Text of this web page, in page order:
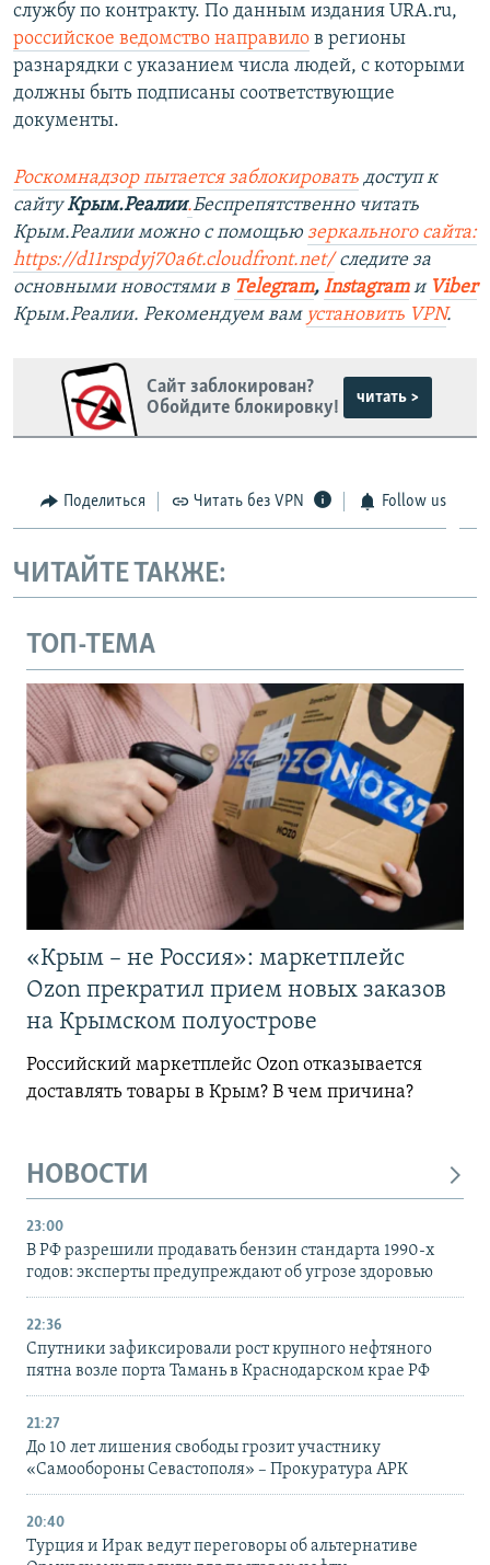
службу по контракту. По данным издания URA.ru,
российское ведомство направило в регионы
разнарядки с указанием числа людей, с которыми
должны быть подписаны соответствующие
документы.
Роскомнадзор пытается заблокировать доступ к
сайтуКрым.Реалии.Беспрепятственно читать
Крым.Реалии можно с помощью зеркального сайта:
https://d11rspdyj70a6t.cloudfront.net/следите за
основными новостями в Telegram, Instagramи Viber
Крым.Реалии. Рекомендуем вам установить VPN.
Сайт заблокирован?
Обойдите блокировку!
читать >
Поделиться Читать без VPN Follow us
ЧИТАЙТЕ ТАКЖЕ:
ТОП-ТЕМА
«Крым – не Россия»: маркетплейс
Ozon прекратил прием новых заказов
на Крымском полуострове
Российский маркетплейс Ozon отказывается
доставлять товары в Крым? В чем причина?
НОВОСТИ
23:00
В РФ разрешили продавать бензин стандарта 1990-х
годов: эксперты предупреждают об угрозе здоровью
22:36
Спутники зафиксировали рост крупного нефтяного
пятна возле порта Тамань в Краснодарском крае РФ
21:27
До 10 лет лишения свободы грозит участнику
«Самообороны Севастополя» – Прокуратура АРК
20:40
Турция и Ирак ведут переговоры об альтернативе